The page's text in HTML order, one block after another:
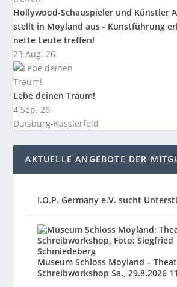
Hollywood-Schauspieler und Künstler
stellt in Moyland aus - Kunstführung
nette Leute treffen!
23 Aug. 26
Lebe deinen Traum!
4 Sep. 26
Duisburg-Kasslerfeld
AKTUELLE ANGEBOTE DER
I.O.P. Germany e.V. sucht
Museum Schloss Moyland –
Schreibworkshop Sa., 29.8.2026